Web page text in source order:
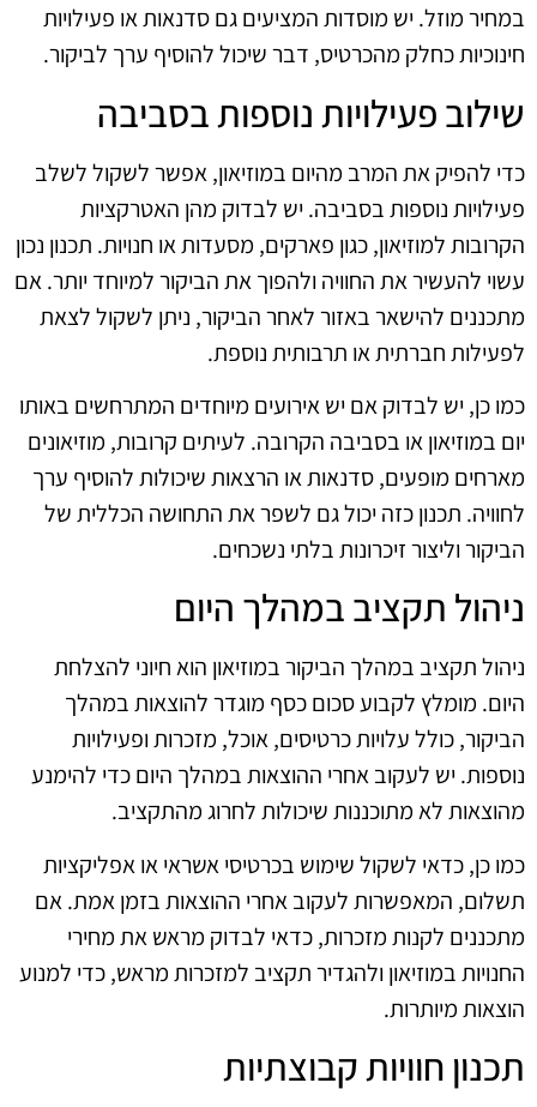
במחיר מוזל. יש מוסדות המציעים גם סדנאות או פעילויות
חינוכיות כחלק מהכרטיס, דבר שיכול להוסיף ערך לביקור.
שילוב פעילויות נוספות בסביבה
כדי להפיק את המרב מהיום במוזיאון, אפשר לשקול לשלב
פעילויות נוספות בסביבה. יש לבדוק מהן האטרקציות
הקרובות למוזיאון, כגון פארקים, מסעדות או חנויות. תכנון נכון
עשוי להעשיר את החוויה ולהפוך את הביקור למיוחד יותר. אם
מתכננים להישאר באזור לאחר הביקור, ניתן לשקול לצאת
לפעילות חברתית או תרבותית נוספת.
כמו כן, יש לבדוק אם יש אירועים מיוחדים המתרחשים באותו
יום במוזיאון או בסביבה הקרובה. לעיתים קרובות, מוזיאונים
מארחים מופעים, סדנאות או הרצאות שיכולות להוסיף ערך
לחוויה. תכנון כזה יכול גם לשפר את התחושה הכללית של
הביקור וליצור זיכרונות בלתי נשכחים.
ניהול תקציב במהלך היום
ניהול תקציב במהלך הביקור במוזיאון הוא חיוני להצלחת
היום. מומלץ לקבוע סכום כסף מוגדר להוצאות במהלך
הביקור, כולל עלויות כרטיסים, אוכל, מזכרות ופעילויות
נוספות. יש לעקוב אחרי ההוצאות במהלך היום כדי להימנע
מהוצאות לא מתוכננות שיכולות לחרוג מהתקציב.
כמו כן, כדאי לשקול שימוש בכרטיסי אשראי או אפליקציות
תשלום, המאפשרות לעקוב אחרי ההוצאות בזמן אמת. אם
מתכננים לקנות מזכרות, כדאי לבדוק מראש את מחירי
החנויות במוזיאון ולהגדיר תקציב למזכרות מראש, כדי למנוע
הוצאות מיותרות.
תכנון חוויות קבוצתיות